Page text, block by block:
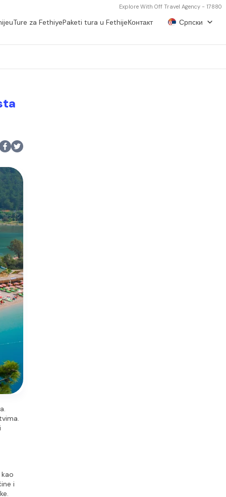
Explore With Off Travel Agency - 17880
Ture za FethiyePaketi tura u FethijeКонтакт Српски
i